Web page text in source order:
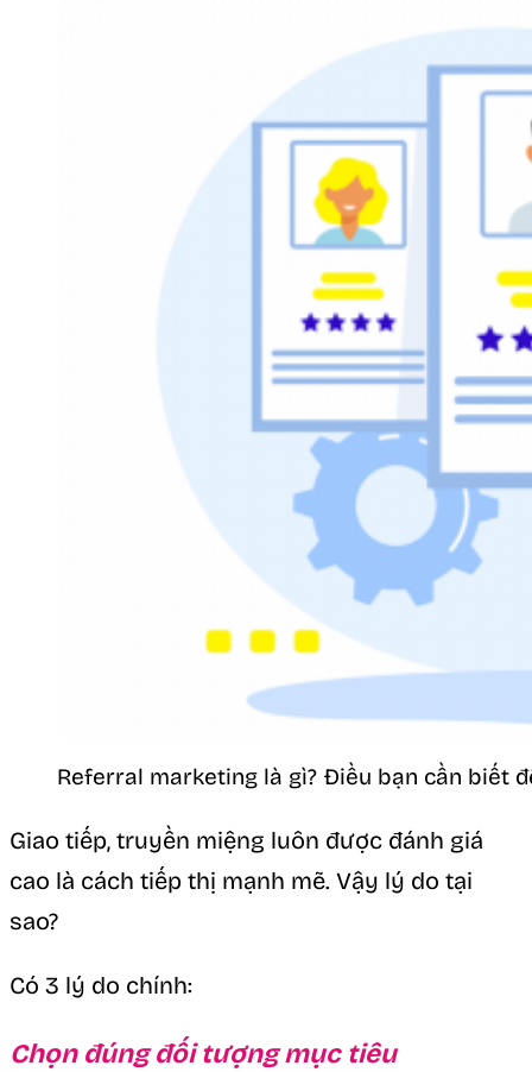
Referral marketing là gì? Điều bạn cần biết
Giao tiếp, truyền miệng luôn được đánh giá
cao là cách tiếp thị mạnh mẽ. Vậy lý do tại
sao?
Có 3 lý do chính:
Chọn đúng đối tượng mục tiêu